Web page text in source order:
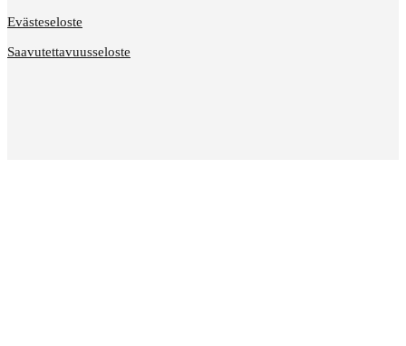
Evästeseloste
Saavutettavuusseloste